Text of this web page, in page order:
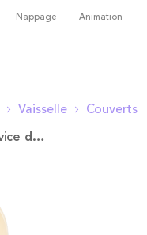
Nappage Animation
Vaisselle Couverts
Cuillère de service dorée